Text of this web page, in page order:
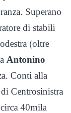
Superano
di stabili
(oltre
Antonino
Conti alla
Centrosinistra
40mila